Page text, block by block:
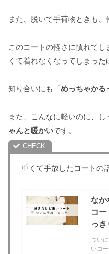
また、脱いで手荷物ときも、
このコートの軽さに慣れて
くて着れなくなってしまった
知り合いにも「めっちゃかる
また、こんなに軽いのに、し
ゃんと暖かいです。
重くて手放したコートの
なか
コ
っき
つい
いコ